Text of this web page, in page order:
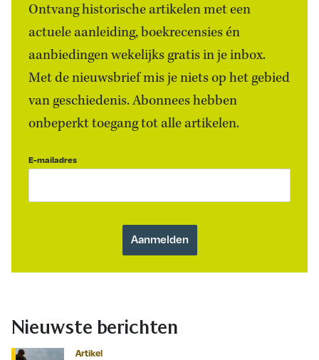
Ontvang historische artikelen met een
actuele aanleiding, boekrecensies én
aanbiedingen wekelijks gratis in je inbox.
Met de nieuwsbrief mis je niets op het gebied
van geschiedenis. Abonnees hebben
onbeperkt toegang tot alle artikelen.
E-mailadres
Nieuwste berichten
Artikel